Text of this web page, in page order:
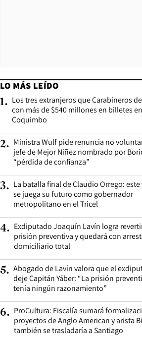
LO MÁS LEÍDO
1. Los tres extranjeros que Carabineros
con más de $540 millones en billetes en
Coquimbo
2. Ministra Wulf pide renuncia no
jefe de Mejor Niñez nombrado por
“pérdida de confianza”
3. La batalla final de Claudio Orrego: este
se juega su futuro como gobernador
metropolitano en el Tricel
4. Exdiputado Joaquín Lavín logra
prisión preventiva y quedará con
domiciliario total
5. Abogado de Lavín valora que el
deje Capitán Yáber: “La prisión
tenía ningún razonamiento”
6. ProCultura: Fiscalía sumará
proyectos de Anglo American y arista
también se trasladaría a Santiago